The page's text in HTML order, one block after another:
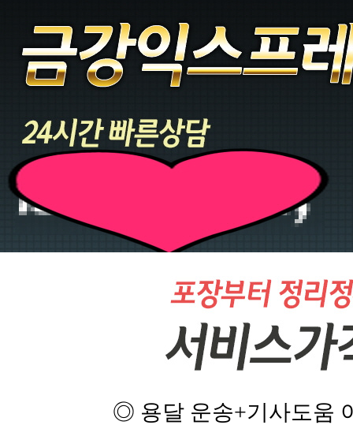
◎ 용달 운송+기사도움